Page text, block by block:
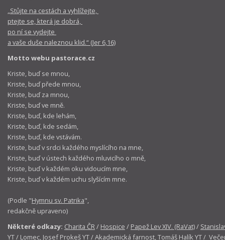
„Stůjte na cestách a vyhlížejte,
ptejte se, která je dobrá,
po ní se vydejte
a vaše duše naleznou klid.“ (Jer 6,16)
Motto webu pastorace.cz
Kriste, buď se mnou,
Kriste, buď přede mnou,
Kriste, buď za mnou,
Kriste, buď ve mně.
Kriste, buď, kde lehám,
Kriste, buď, kde sedám,
Kriste, buď, kde vstávám.
Kriste, buď v srdci každého myslícího na mne,
Kriste, buď v ústech každého mluvicího o mně,
Kriste, buď v každém oku vidoucím mne,
Kriste, buď v každém uchu slyšícím mne.
(Podle "Hymnu sv. Patrika",
redakčně upraveno)
Některé odkazy: Charita ČR/ Hospice / Papež Lev XIV. (RaVat)/
YT/ Lomec, Josef Prokeš YT/Akademická farnost, Tomáš Halík YT/